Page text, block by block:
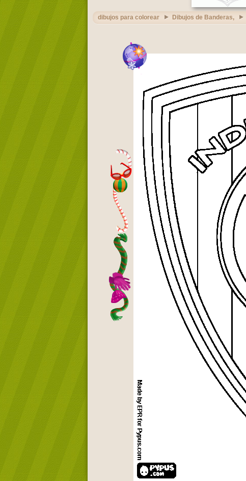
dibujos para colorear Dibujos de Banderas,